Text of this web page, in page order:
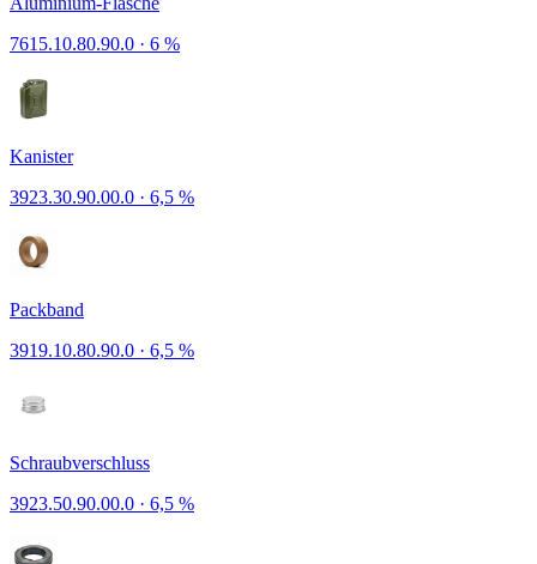
7615.10.80.90.0 · 6 %
Kanister
3923.30.90.00.0 · 6,5 %
Packband
3919.10.80.90.0 · 6,5 %
Schraubverschluss
3923.50.90.00.0 · 6,5 %